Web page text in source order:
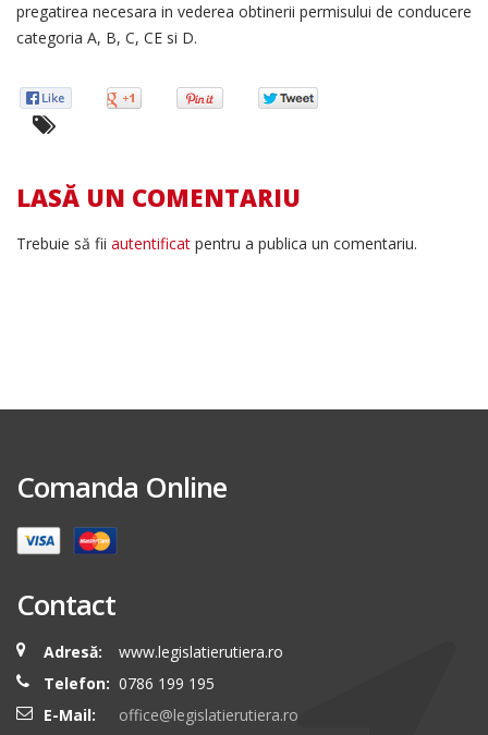
pregatirea necesara in vederea obtinerii permisului de conducere
categoria A, B, C, CE si D.
LASĂ UN COMENTARIU
Trebuie să fii autentificat pentru a publica un comentariu.
Comanda Online
Contact
Adresă:
www.legislatierutiera.ro
Telefon: 0786 199 195
E-Mail:
office@legislatierutiera.ro